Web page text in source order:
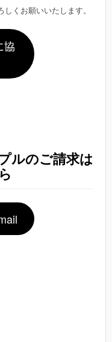
くお願いいたします。
協
ルのご請求は